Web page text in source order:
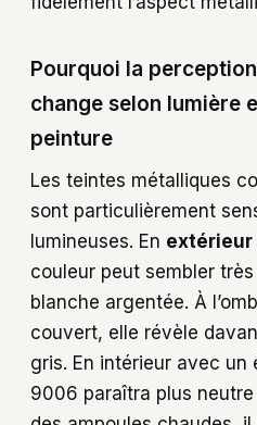
Pourquoi la
change selon lumière
peinture
Les teintes métalliques
sont particulièrement
lumineuses. En extérieur
couleur peut sembler
blanche argentée. À
couvert, elle révèle
gris. En intérieur avec un
9006 paraîtra plus